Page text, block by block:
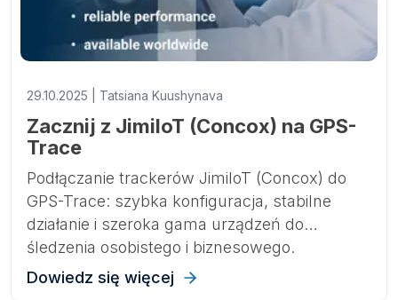
29.10.2025 | Tatsiana Kuushynava
Zacznij z JimiIoT (Concox) na GPS-
Trace
Podłączanie trackerów JimiIoT (Concox) do
GPS-Trace: szybka konfiguracja, stabilne
działanie i szeroka gama urządzeń do
śledzenia osobistego i biznesowego.
Dowiedz się więcej